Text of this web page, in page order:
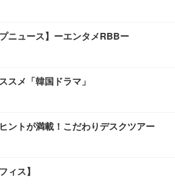
ニュース】ーエンタメRBBー
スメ「韓国ドラマ」
ントが満載！こだわりデスクツアー
ィス】